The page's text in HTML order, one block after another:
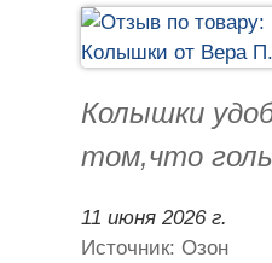
Колышки
том,что
11 июня 2026 г.
Источник: Озон